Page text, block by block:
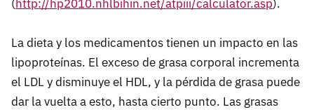
(http://hp2010.nhlbihin.net/atpiii/calculator.asp).
La dieta y los medicamentos tienen un impacto en las
lipoproteínas. El exceso de grasa corporal incrementa
el LDL y disminuye el HDL, y la pérdida de grasa puede
dar la vuelta a esto, hasta cierto punto. Las grasas